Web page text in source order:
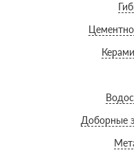
Доборные